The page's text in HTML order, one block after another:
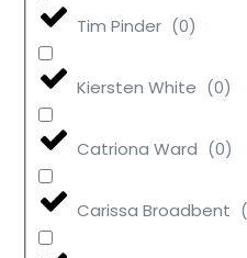
Tim Pinder (0)
Kiersten White (0)
Catriona Ward (0)
Carissa Broadbent (